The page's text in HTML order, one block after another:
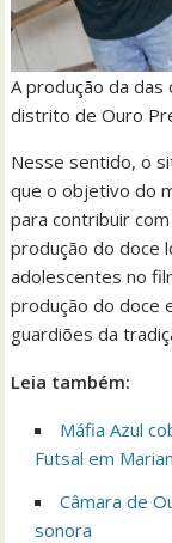
A produção da das
distrito de Ouro
Nesse sentido, o
que o objetivo do
para contribuir
produção do doce
adolescentes no
produção do doce
guardiões da
Leia também:
Máfia Azul
Futsal em
Câmara de
sonora